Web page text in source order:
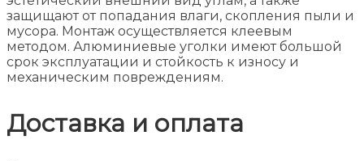
защищают от попадания влаги, скопления пыли и
мусора. Монтаж осуществляется клеевым
методом. Алюминиевые уголки имеют большой
срок эксплуатации и стойкость к износу и
механическим повреждениям.
Доставка и оплата